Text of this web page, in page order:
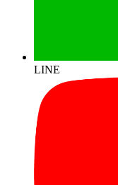
LINE